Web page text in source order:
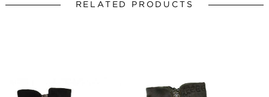
RELATED PRODUCTS